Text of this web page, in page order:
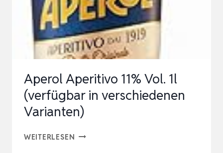
L
)
Aperol Aperitivo 11% Vol. 1l
(verfügbar in verschiedenen
Varianten)
WEITERLESEN APEROL